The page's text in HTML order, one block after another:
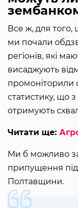
Все ж, для того,
ми почали
регіонів, які
висаджують
промоніторили
статистику, що з
отримують
Читати ще:
Ми б можливо
припущення
Полтавщини.